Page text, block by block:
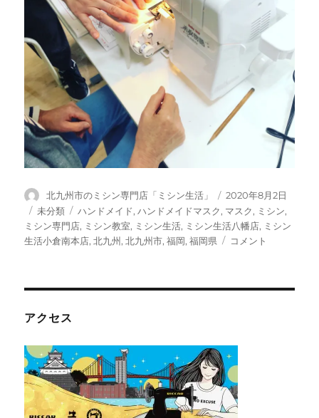
投
稿
者
北九州市のミシン専門店「ミシン生活」
投
稿
日:
2020年8月2日
カ
テ
ゴ
未分類
タ
グ
ハンドメイド,ハンドメイドマスク, マスク, ミシン,
ミシン専門店, ミシン教室, ミシン生活, ミシン生活八幡店, ミシン
生活小倉南本店,北九州,北九州市,福岡,福岡県
ミ
メ
イ
ド
マ
ス
コメント
アクセス